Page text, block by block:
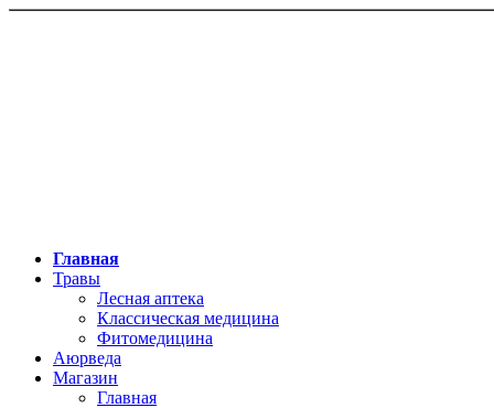
Главная
Травы
Лесная аптека
Классическая медицина
Фитомедицина
Аюрведа
Магазин
Главная